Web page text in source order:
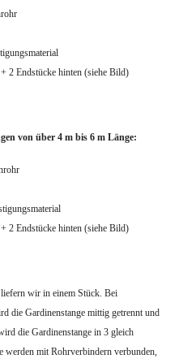
2 Endstücke hinten (siehe Bild)
von über 4 m bis 6 m Länge:
2 Endstücke hinten (siehe Bild)
wir in einem Stück. Bei
die Gardinenstange mittig getrennt und
die Gardinenstange in 3 gleich
werden mit Rohrverbindern verbunden,